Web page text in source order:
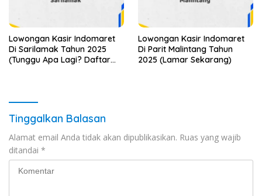
Lowongan Kasir Indomaret
Di Sarilamak Tahun 2025
(Tunggu Apa Lagi? Daftar
Lowongan Kasir Indomaret
Di Parit Malintang Tahun
2025 (Lamar Sekarang)
Tinggalkan Balasan
Alamat email Anda tidak akan dipublikasikan. Ruas yang wajib
ditandai *